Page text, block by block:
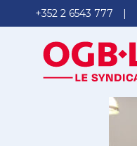
+352 2 6543 777